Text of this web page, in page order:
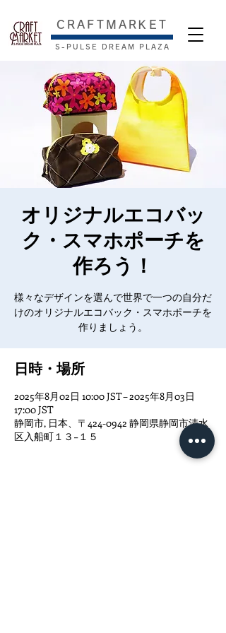
​CRAFTMARKET
S-PULSE DREAM PLAZA
オリジナルエコバッ
ク・スマホポーチを
作ろう！
様々なデザインを選んで世界で一つの自分だ
けのオリジナルエコバック・スマホポーチを
作りましょう。
日時・場所
2025年8月02日 10:00 JST – 2025年8月03日
17:00 JST
静岡市, 日本、〒424-0942 静岡県静岡市清水
区入船町１３−１５